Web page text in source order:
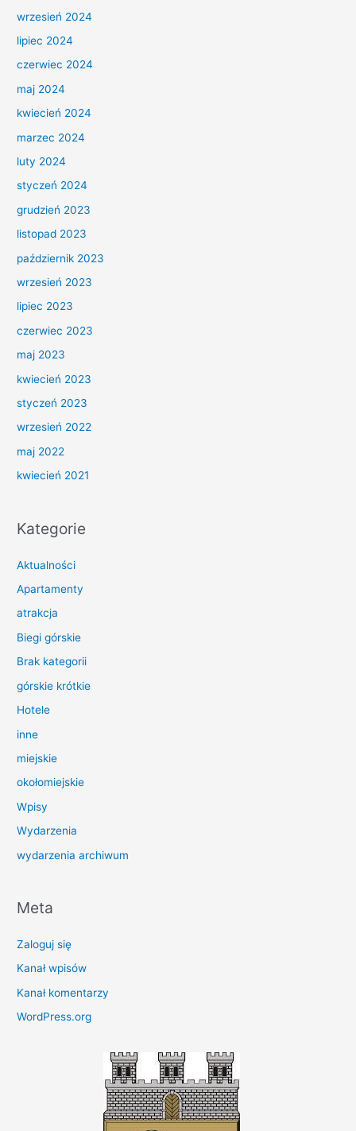
wrzesień 2024
lipiec 2024
czerwiec 2024
maj 2024
kwiecień 2024
marzec 2024
luty 2024
styczeń 2024
grudzień 2023
listopad 2023
październik 2023
wrzesień 2023
lipiec 2023
czerwiec 2023
maj 2023
kwiecień 2023
styczeń 2023
wrzesień 2022
maj 2022
kwiecień 2021
Kategorie
Aktualności
Apartamenty
atrakcja
Biegi górskie
Brak kategorii
górskie krótkie
Hotele
inne
miejskie
okołomiejskie
Wpisy
Wydarzenia
wydarzenia archiwum
Meta
Zaloguj się
Kanał wpisów
Kanał komentarzy
WordPress.org